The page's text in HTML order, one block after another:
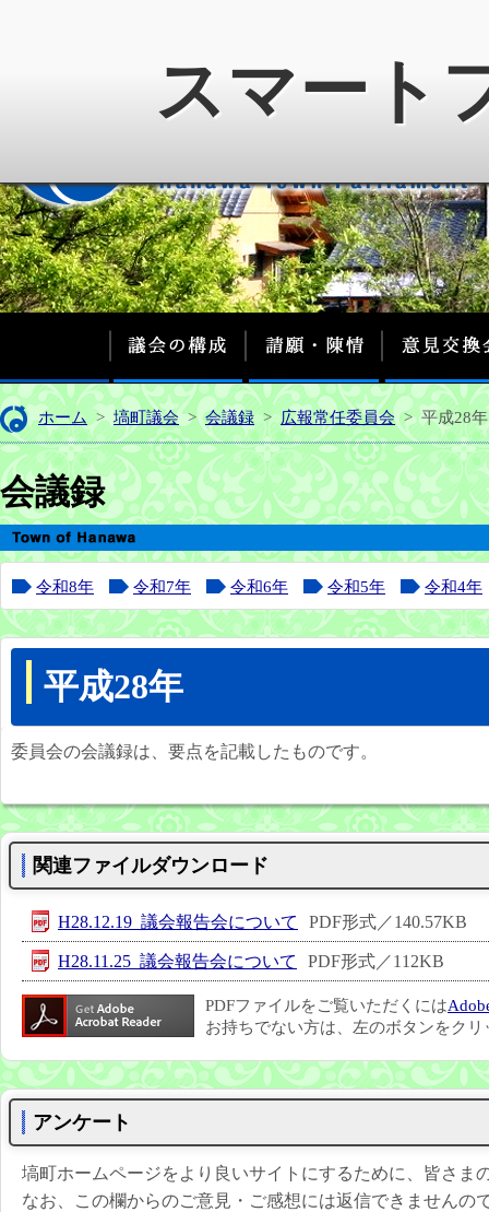
スマート
議会の構成 請願・陳情
ホーム > 塙町議会 > 会議録 > 広報常任委員会 > 平成28年
会議録
令和8年 令和7年 令和6年 令和5年 令和4年
平成28年
委員会の会議録は、要点を記載したものです。
関連ファイルダウンロード
H28.12.19_議会報告会について PDF形式／140.57KB
H28.11.25_議会報告会について PDF形式／112KB
PDFファイルをご覧いただくには
お持ちでない方は、左のボタンをクリ
アンケート
塙町ホームページをより良いサイトにするために、皆さま
なお、この欄からのご意見・ご感想には返信できませんの